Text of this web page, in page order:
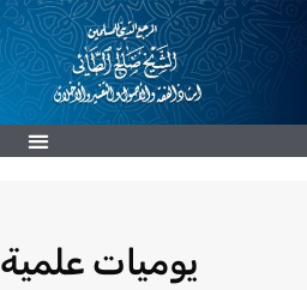
تخطي
يوميات علمية 111-25